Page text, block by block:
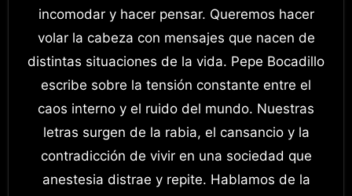
incomodar y hacer pensar. Queremos hacer
volar la cabeza con mensajes que nacen de
distintas situaciones de la vida. Pepe Bocadillo
escribe sobre la tensión constante entre el
caos interno y el ruido del mundo. Nuestras
letras surgen de la rabia, el cansancio y la
contradicción de vivir en una sociedad que
anestesia distrae y repite. Hablamos de la